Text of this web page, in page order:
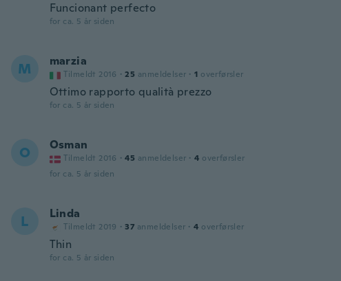
Funcionant perfecto
for ca. 5 år siden
M marzia
Tilmeldt 2016 · 25 anmeldelser · 1 overførsler
Ottimo rapporto qualità prezzo
for ca. 5 år siden
O Osman
Tilmeldt 2016 · 45 anmeldelser · 4 overførsler
for ca. 5 år siden
L Linda
Tilmeldt 2019 · 37 anmeldelser · 4 overførsler
Thin
for ca. 5 år siden